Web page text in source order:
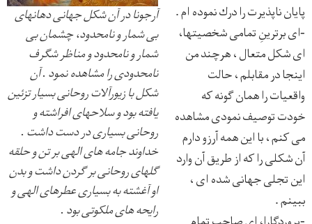
آرجونا در آن شكل جهانی دهانهای
بی شمار و نامحدود، چشمان بی
شمار و نامحدود و مناظر شگرف
نامحدودی را مشاهده نمود . آن
شكل با زيورآلات روحانی بسيار تزئين
يافته بود و سلاحهای افراشته و
روحانی بسياری در دست داشت .
خداوند جامه های الهی بر تن و حلقه
گلهای روحانی بر گردن داشت و بدن
او آغشته به بسياری عطرهای الهی و
رايحه های ملكوتی بود .
پايان ناپذيرت را درك نموده ام .
-ای برترينِ تمامی شخصيتها،
ای شكل متعال ، هرچند من
اينجا در مقابلم ، حالت
واقعيات را همان گونه كه
خودت توصيف نمودی مشاهده
می كنم ، با اين همه آرزو دارم
آن شكلی را كه از طريق آن وارد
اين تجلی جهانی شده ای ،
ببينم .